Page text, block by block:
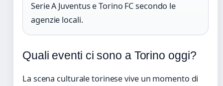
Serie A Juventus e Torino FC secondo le
agenzie locali.
Quali eventi ci sono a Torino oggi?
La scena culturale torinese vive un momento di